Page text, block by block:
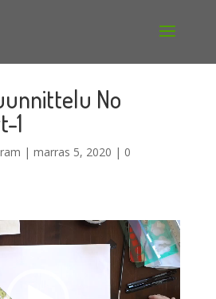
No
1
| marras 5, 2020 | 0